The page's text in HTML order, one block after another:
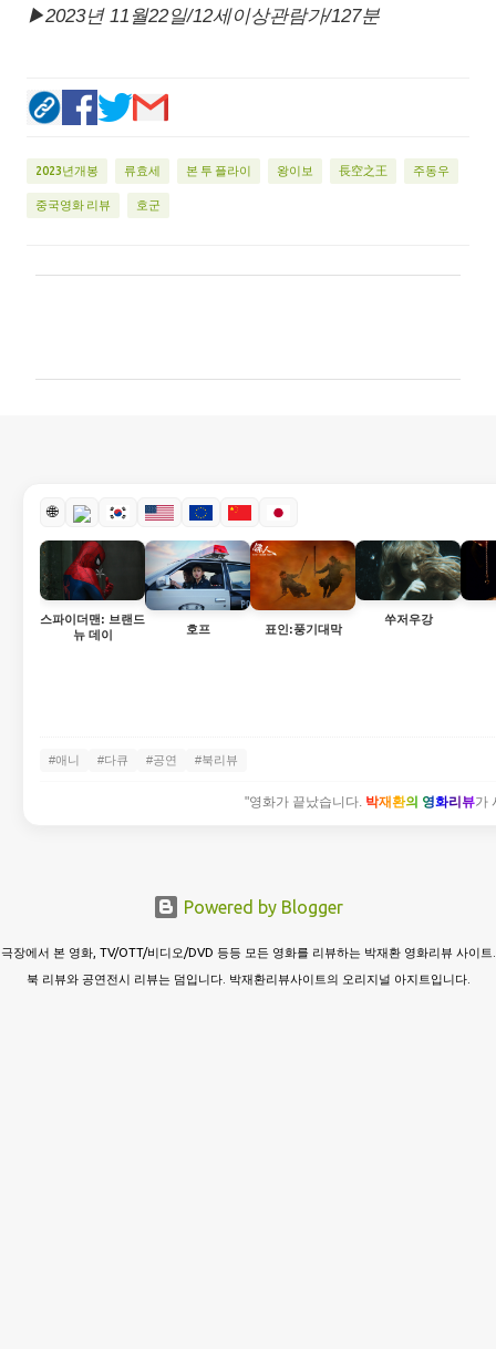
▶2023년 11월22일/12세이상관람가/127분
2023년개봉 류효세 본 투 플라이 왕이보 長空之王 주동우
중국영화 리뷰 호군
🌐
스파이더맨: 브랜드
뉴 데이
호프 표인:풍기대막
쑤저우강
#애니 #다큐 #공연 #북리뷰
"영화가 끝났습니다. 박재환의 영화리뷰가
Powered by Blogger
극장에서 본 영화, TV/OTT/비디오/DVD 등등 모든 영화를 리뷰하는 박재환 영화리뷰 사이트.
북 리뷰와 공연전시 리뷰는 덤입니다. 박재환리뷰사이트의 오리지널 아지트입니다.